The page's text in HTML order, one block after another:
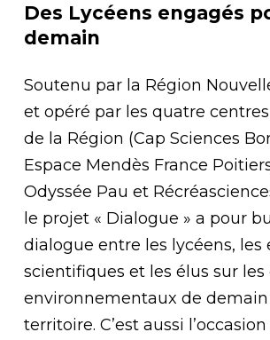
Des Lycéens engagés
demain
Soutenu par la Région
et opéré par les quatre
de la Région (Cap Sciences
Espace Mendès France
Odyssée Pau et
le projet « Dialogue » a pour
dialogue entre les lycéens, les
scientifiques et les élus sur les
environnementaux de
territoire. C’est aussi l’occasion